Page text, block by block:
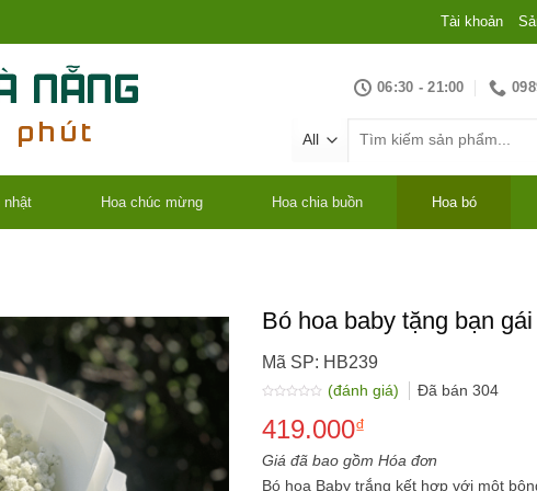
Tài khoản
06:30 - 21:00
kiếm:
nhật Hoa chúc mừng Hoa chia buồn Hoa bó
Bó hoa baby tặng bạn gái
Mã SP: HB239
xếp
hạng
5
sao
(đánh giá) Đã bán 304
419.000₫
Giá đã bao gồm Hóa đơn
Bó hoa Baby trắng kết hợp với một